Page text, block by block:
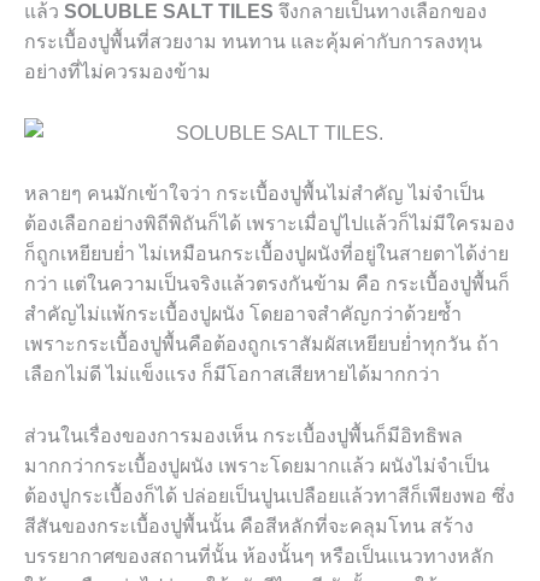
แล้ว SOLUBLE SALT TILES จึงกลายเป็นทางเลือกของ
กระเบื้องปูพื้นที่สวยงาม ทนทาน และคุ้มค่ากับการลงทุน
อย่างที่ไม่ควรมองข้าม
หลายๆ คนมักเข้าใจว่า กระเบื้องปูพื้นไม่สำคัญ ไม่จำเป็น
ต้องเลือกอย่างพิถีพิถันก็ได้ เพราะเมื่อปูไปแล้วก็ไม่มีใครมอง
ก็ถูกเหยียบย่ำ ไม่เหมือนกระเบื้องปูผนังที่อยู่ในสายตาได้ง่าย
กว่า แต่ในความเป็นจริงแล้วตรงกันข้าม คือ กระเบื้องปูพื้นก็
สำคัญไม่แพ้กระเบื้องปูผนัง โดยอาจสำคัญกว่าด้วยซ้ำ
เพราะกระเบื้องปูพื้นคือต้องถูกเราสัมผัสเหยียบย่ำทุกวัน ถ้า
เลือกไม่ดี ไม่แข็งแรง ก็มีโอกาสเสียหายได้มากกว่า
ส่วนในเรื่องของการมองเห็น กระเบื้องปูพื้นก็มีอิทธิพล
มากกว่ากระเบื้องปูผนัง เพราะโดยมากแล้ว ผนังไม่จำเป็น
ต้องปูกระเบื้องก็ได้ ปล่อยเป็นปูนเปลือยแล้วทาสีก็เพียงพอ ซึ่ง
สีสันของกระเบื้องปูพื้นนั้น คือสีหลักที่จะคลุมโทน สร้าง
บรรยากาศของสถานที่นั้น ห้องนั้นๆ หรือเป็นแนวทางหลัก